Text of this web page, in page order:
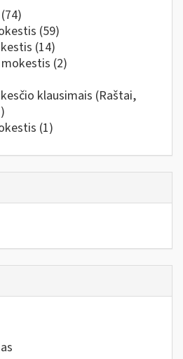
(74)
(59)
(14)
(2)
klausimais (Raštai,
(1)